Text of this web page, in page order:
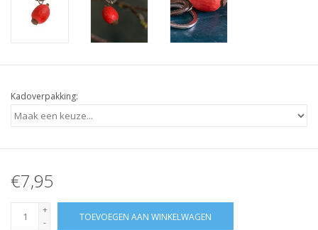
Kadoverpakking:
€7,95
+
-
TOEVOEGEN AAN WINKELWAGEN